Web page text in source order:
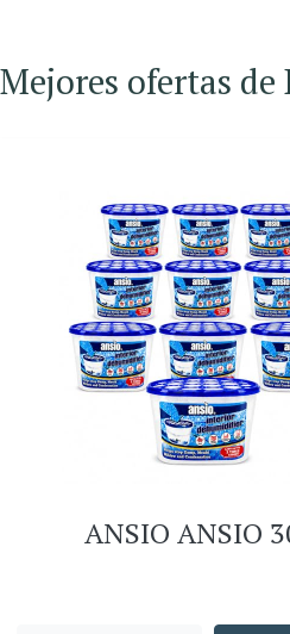
Mejores ofertas de
ANSIO ANSIO